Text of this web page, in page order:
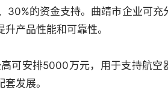
30%的资金支持。曲靖市企业可充
产品性能和可靠性。
可安排5000万元，用于支持航空
发展。